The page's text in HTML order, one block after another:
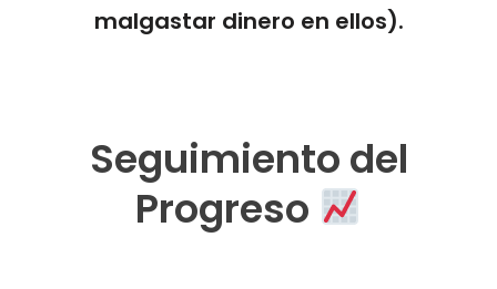
malgastar dinero en ellos).
Seguimiento del
Progreso